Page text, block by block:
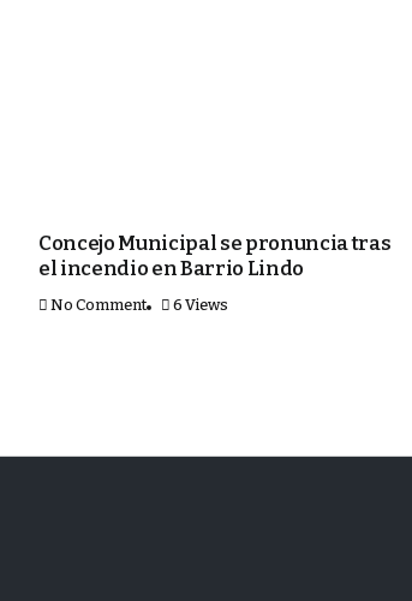
Concejo Municipal se pronuncia tras
el incendio en Barrio Lindo
No Comment 6 Views